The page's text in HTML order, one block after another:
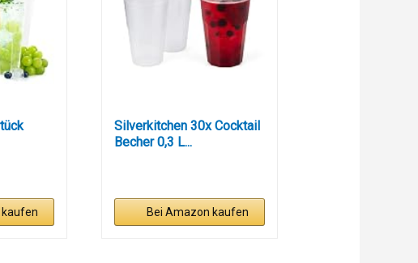
kaufen
Silverkitchen 30x Cocktail
Becher 0,3 L...
Bei Amazon kaufen